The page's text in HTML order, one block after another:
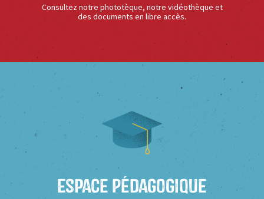
Consultez notre phototèque, notre vidéothèque et
des documents en libre accès.
Espace Pédagogique